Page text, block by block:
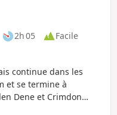
2h 05
Facile
continue dans les
et se termine à
Dene et Crimdon